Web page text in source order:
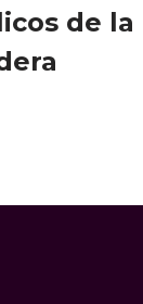
de la